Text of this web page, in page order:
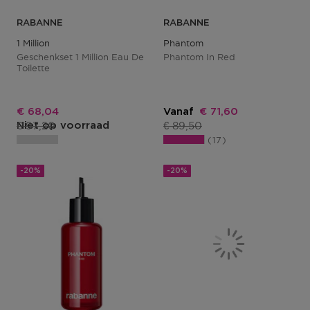
Niet op voorraad
RABANNE
1 Million
Geschenkset 1 Million Eau De
Toilette
Kortingsprijs
€ 68,04
Productprijs
€ 97,20
RABANNE
Phantom
Phantom In Red
Vanaf Kortingsprijs
€ 71,60
Productprijs
€ 89,50
17
-20% -20%